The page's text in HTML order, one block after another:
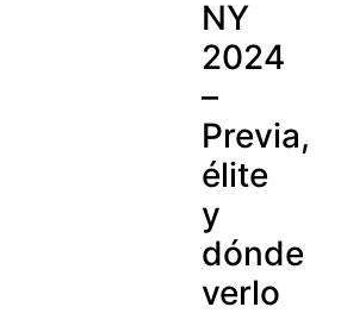
NY
2024
–
Previa,
élite
y
dónde
verlo